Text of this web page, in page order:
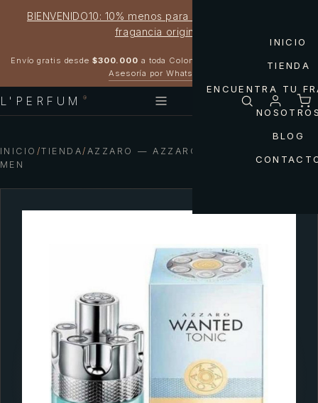
BIENVENIDO10: 10% menos para estrenar tu próxima
fragancia original
Envío gratis desde $300.000 a toda Colombia
Asesoría por WhatsApp
L'PERFUM ®
INICIO
TIENDA
ENCUENTRA TU
BLOG
INICIO /TIENDA/ AZZARO — AZZARO WANTED TONIC
MEN